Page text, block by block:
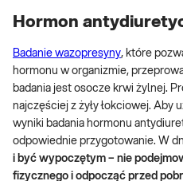
Hormon
Badanie wazopresyny, które
hormonu w organizmie,
badania jest osocze krwi żylnej.
najczęściej z żyły łokciowej. Aby
wyniki badania hormonu
odpowiednie przygotowanie. W
i być wypoczętym – nie
fizycznego i odpocząć przed